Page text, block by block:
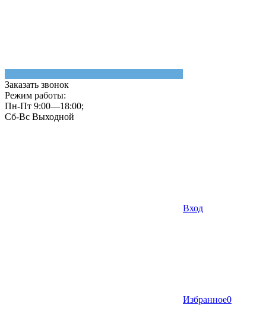
Заказать звонок
Режим работы:
Пн-Пт 9:00—18:00;
Сб-Вс Выходной
Вход
Избранное0